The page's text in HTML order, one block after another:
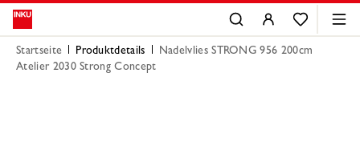
Startseite Produktdetails
Nadelvlies STRONG 956 200cm
Atelier 2030 Strong Concept